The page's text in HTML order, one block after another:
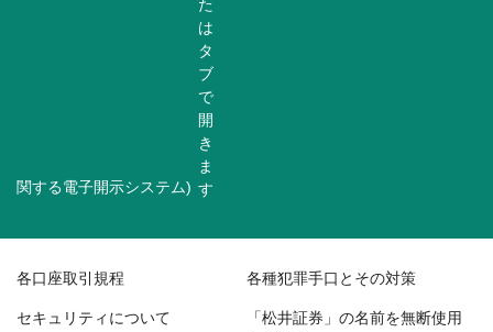
関する電子開示システム)
各口座取引規程 各種犯罪手口とその対策
セキュリティについて 「松井証券」の名前を無断使用